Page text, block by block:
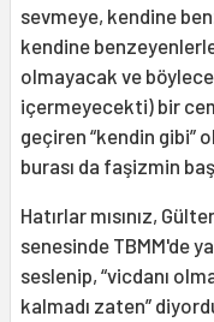
sevmeye, kendine
kendine
olmayacak ve
içermeyecekti) bir
geçiren “kendin gibi”
burası da faşizmin
Hatırlar mısınız,
senesinde TBMM'de
seslenip, “vicdanı
kalmadı zaten”